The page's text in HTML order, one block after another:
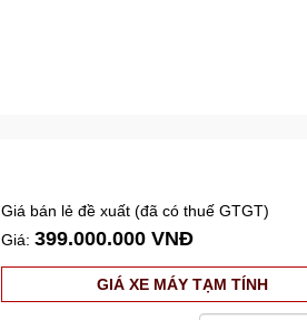
Giá bán lẻ đề xuất (đã có thuế GTGT)
Giá:399.000.000 VNĐ
GIÁ XE MÁY TẠM TÍNH